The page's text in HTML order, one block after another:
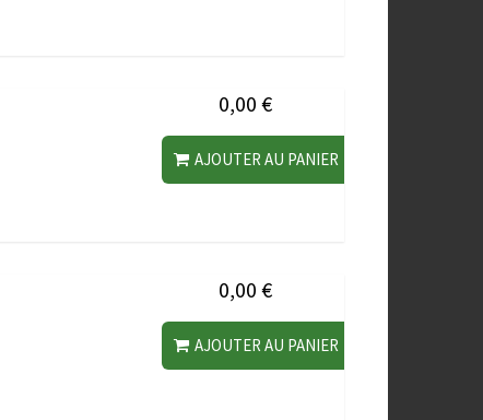
0,00 €
AJOUTER AU PANIER
0,00 €
AJOUTER AU PANIER